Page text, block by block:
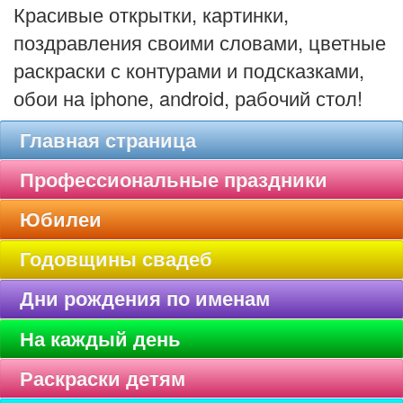
Красивые открытки, картинки,
поздравления своими словами, цветные
раскраски с контурами и подсказками,
обои на iphone, android, рабочий стол!
Главная страница
Профессиональные праздники
Юбилеи
Годовщины свадеб
Дни рождения по именам
На каждый день
Раскраски детям